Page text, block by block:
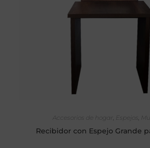
Accesorios de hogar , Espejos ,
Recibidor con Espejo Grande